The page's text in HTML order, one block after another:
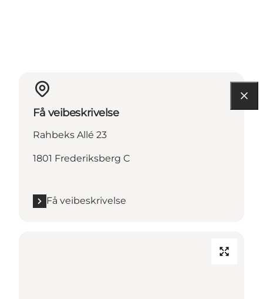
Få veibeskrivelse
Rahbeks Allé 23
1801 Frederiksberg C
Få veibeskrivelse